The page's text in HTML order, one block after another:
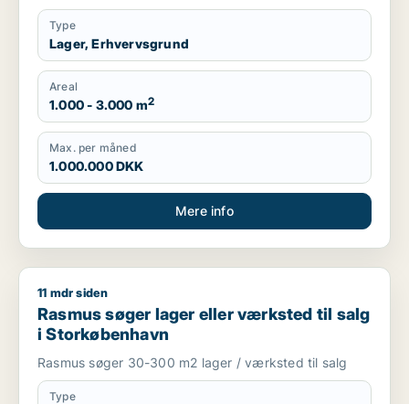
Type
Lager, Erhvervsgrund
Areal
1.000 - 3.000 m2
Max. per måned
1.000.000 DKK
Mere info
Rasmus søger lager eller værksted til salg i Storkøbenhavn
11 mdr siden
Rasmus søger lager eller værksted til salg
i Storkøbenhavn
Rasmus søger 30-300 m2 lager / værksted til salg
Type